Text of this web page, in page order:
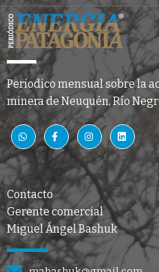
Periodico mensual sobre la
minera de Neuquén, Río
Contacto
Gerente comercial
Miguel Ángel Bashuk